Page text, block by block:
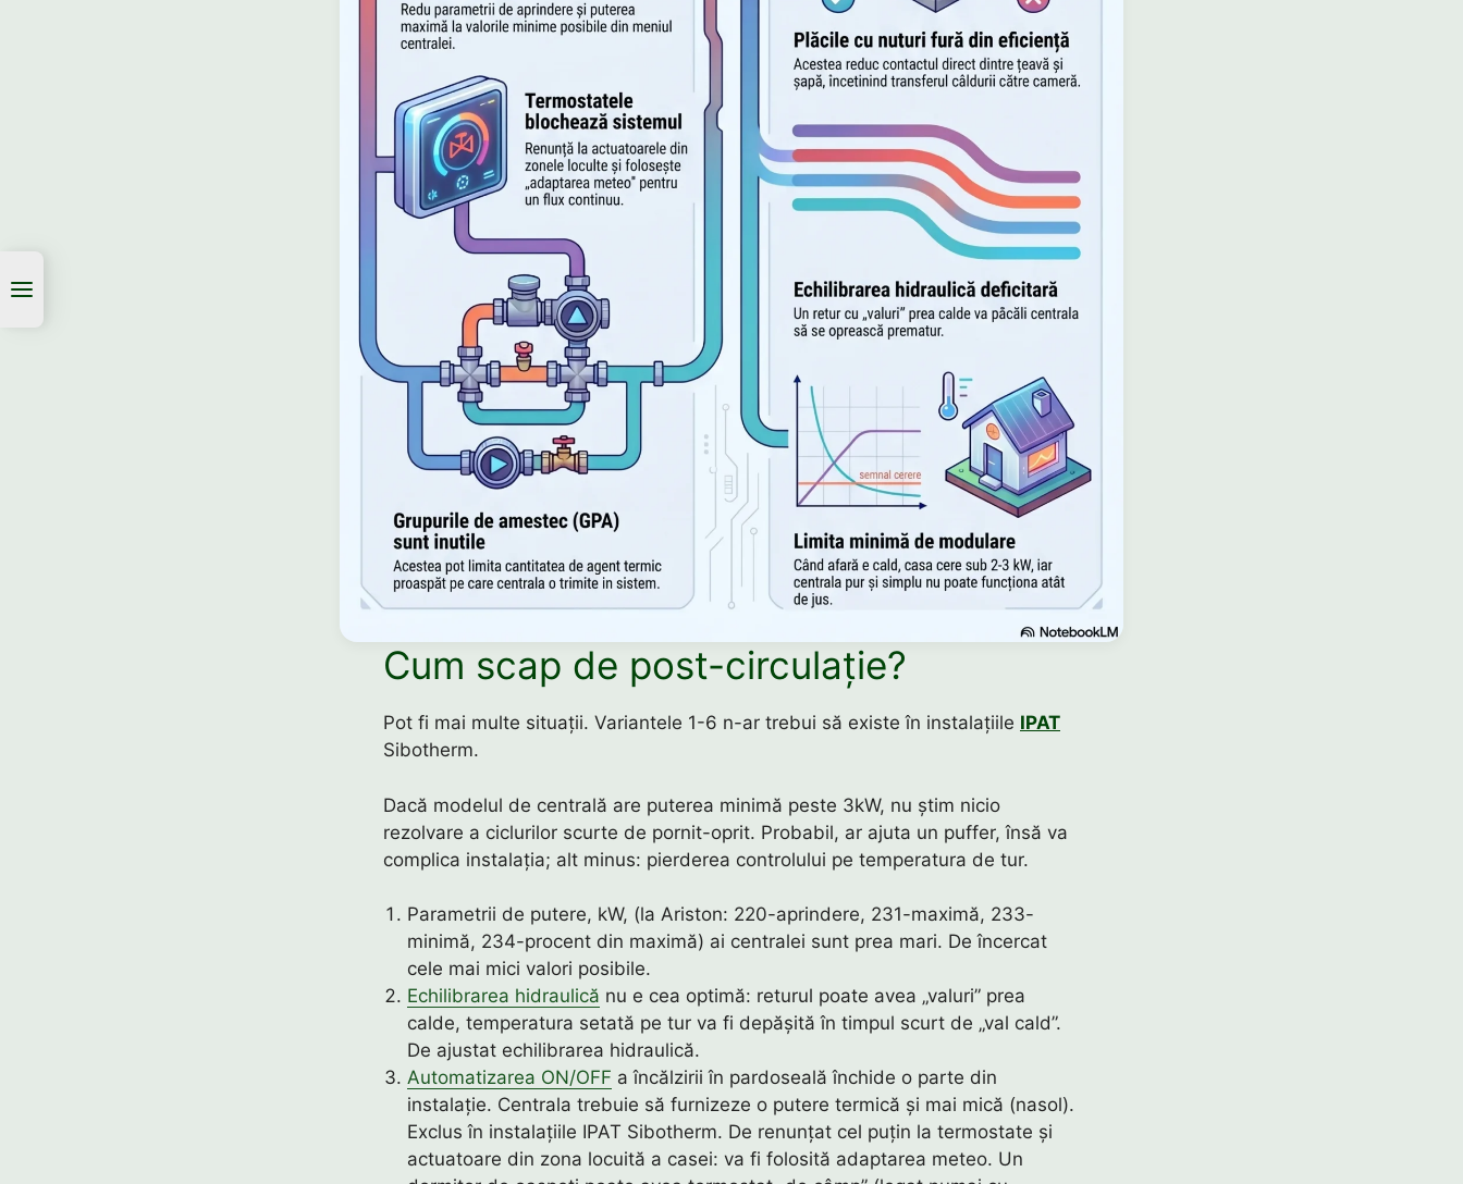
Cum scap de post-circulație?
Pot fi mai multe situații. Variantele 1-6 n-ar trebui să existe în instalațiile IPAT
Sibotherm.
Dacă modelul de centrală are puterea minimă peste 3kW, nu știm nicio
rezolvare a ciclurilor scurte de pornit-oprit. Probabil, ar ajuta un puffer, însă va
complica instalația; alt minus: pierderea controlului pe temperatura de tur.
Parametrii de putere, kW, (la Ariston: 220-aprindere, 231-maximă, 233-
minimă, 234-procent din maximă) ai centralei sunt prea mari. De încercat
cele mai mici valori posibile.
Echilibrarea hidraulică nu e cea optimă: returul poate avea „valuri” prea
calde, temperatura setată pe tur va fi depășită în timpul scurt de „val cald”.
De ajustat echilibrarea hidraulică.
Automatizarea ON/OFF a încălzirii în pardoseală închide o parte din
instalație. Centrala trebuie să furnizeze o putere termică și mai mică (nasol).
Exclus în instalațiile IPAT Sibotherm. De renunțat cel puțin la termostate și
actuatoare din zona locuită a casei: va fi folosită adaptarea meteo. Un